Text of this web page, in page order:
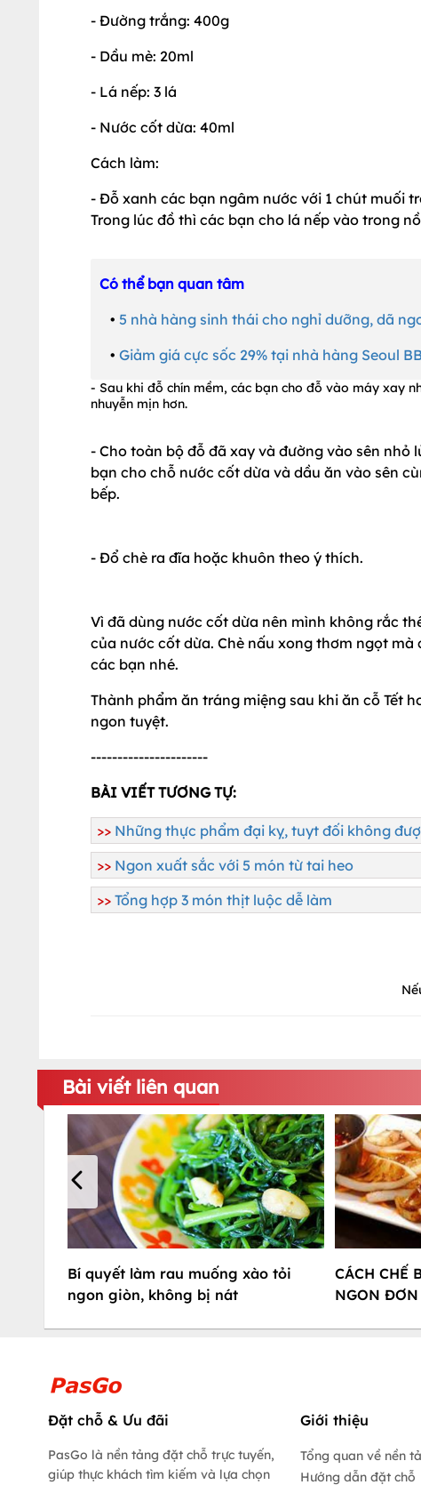
- Đường trắng: 400g
- Dầu mè: 20ml
- Lá nếp: 3 lá
- Nước cốt dừa: 40ml
Cách làm:
- Đỗ xanh các bạn ngâm nước với 1 chút muối
Trong lúc đồ thì các bạn cho lá nếp vào trong
Có thể bạn quan tâm
• 5 nhà hàng sinh thái cho nghỉ dưỡng, dã
• Giảm giá cực sốc 29% tại nhà hàng Seoul
- Sau khi đỗ chín mềm, các bạn cho đỗ vào máy xay
nhuyễn mịn hơn.
- Cho toàn bộ đỗ đã xay và đường vào sên nhỏ
bạn cho chỗ nước cốt dừa và dầu ăn vào sên
bếp.
- Đổ chè ra đĩa hoặc khuôn theo ý thích.
Vì đã dùng nước cốt dừa nên mình không rắc
của nước cốt dừa. Chè nấu xong thơm ngọt
các bạn nhé.
Thành phẩm ăn tráng miệng sau khi ăn cỗ Tết
ngon tuyệt.
----------------------
BÀI VIẾT TƯƠNG TỰ:
>> Những thực phẩm đại kỵ, tuyt đối không
>> Ngon xuất sắc với 5 món từ tai heo
>> Tổng hợp 3 món thịt luộc dễ làm
Bài viết liên quan
Bí quyết làm rau muống xào tỏi
ngon giòn, không bị nát
CÁCH CHẾ
NGON
Đặt chỗ & Ưu đãi
PasGo là nền tảng đặt chỗ trực tuyến,
giúp thực khách tìm kiếm và lựa chọn
Giới thiệu
Tổng quan về nền
Hướng dẫn đặt chỗ